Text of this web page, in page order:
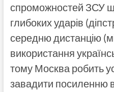
спроможностей ЗСУ
глибоких ударів
середню дистанцію
використання
тому Москва робить
завадити посиленню